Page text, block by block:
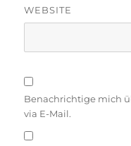
WEBSITE
Benachrichtige mich
via E-Mail.